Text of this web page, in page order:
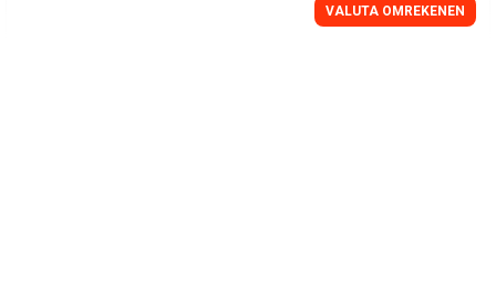
VALUTA OMREKENEN